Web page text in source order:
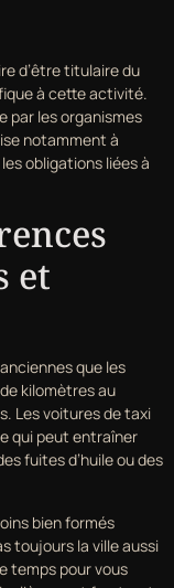
d’être titulaire du
à cette activité.
par les organismes
notamment à
obligations liées à
et
que les
kilomètres au
Les voitures de taxi
qui peut entraîner
fuites d’huile ou des
bien formés
toujours la ville aussi
temps pour vous